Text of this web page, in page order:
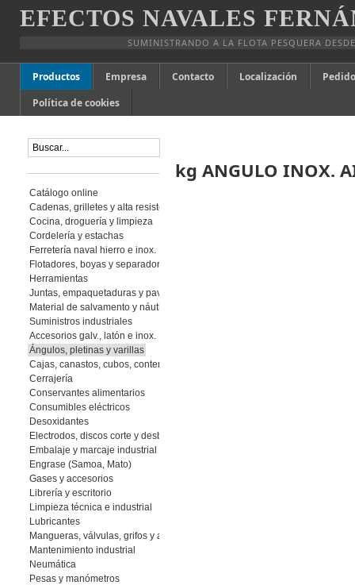
EFECTOS NAVALES
SUMINISTRANDO A LA FLOTA PESQUERA
Productos Empresa Contacto Localización
Política de cookies
kg ANGULO INOX.
Catálogo online
Cadenas, grilletes y alta resistencia
Cocina, droguería y limpieza
Cordelería y estachas
Ferretería naval hierro e inox.
Flotadores, boyas y separadores
Herramientas
Juntas, empaquetaduras y pavimento
Material de salvamento y náutica
Suministros industriales
Accesorios galv., latón e inox.
Ángulos, pletinas y varillas
Cajas, canastos, cubos, contenedores
Cerrajería
Conservantes alimentarios
Consumibles eléctricos
Desoxidantes
Electrodos, discos corte y desbaste, muelas y piedras, abrasivos flexibles
Embalaje y marcaje industrial
Engrase (Samoa, Mato)
Gases y accesorios
Librería y escritorio
Limpieza técnica e industrial
Lubricantes
Mangueras, válvulas, grifos y accesorios
Mantenimiento industrial
Neumática
Pesas y manómetros